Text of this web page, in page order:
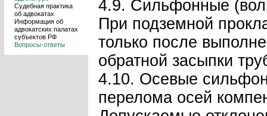
Судебная практика
об адвокатах
Информация об
адвокатских палатах
субъектов РФ
Вопросы-ответы
4.9. Сильфонные
При подземной
только после
обратной засыпки
4.10. Осевые
перелома осей